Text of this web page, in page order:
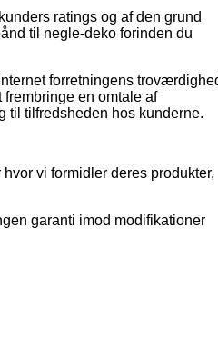
ratings og af den grund
til negle-deko forinden du
forretningens
en omtale af
til tilfredsheden hos kunderne.
vi formidler deres produkter,
garanti imod modifikationer